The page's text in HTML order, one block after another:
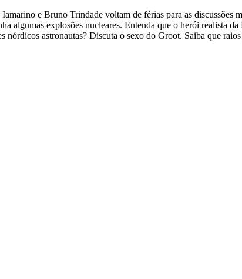
e Bruno Trindade voltam de férias para as discussões
algumas explosões nucleares. Entenda que o herói realista
nórdicos astronautas? Discuta o sexo do Groot. Saiba que